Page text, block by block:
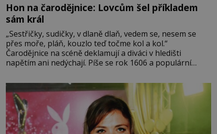
Hon na čarodějnice: Lovcům šel příkladem
sám král
„Sestřičky, sudičky, v dlaně dlaň, vedem se, nesem se
přes moře, pláň, kouzlo teď točme kol a kol.“
Čarodějnice na scéně deklamují a diváci v hledišti
napětím ani nedýchají. Píše se rok 1606 a populární
Tragédii o Macbethovi. Napsal ji pro krále Jakuba I., jenž
v roce 1603 vystřídal